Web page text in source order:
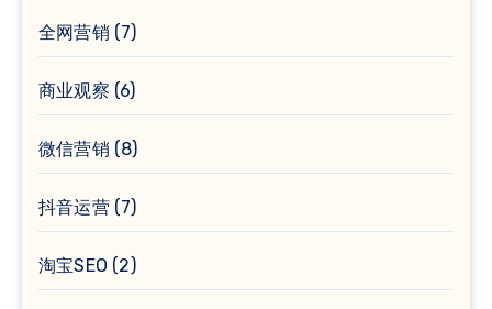
全网营销 (7)
商业观察 (6)
微信营销 (8)
抖音运营(7)
淘宝SEO (2)